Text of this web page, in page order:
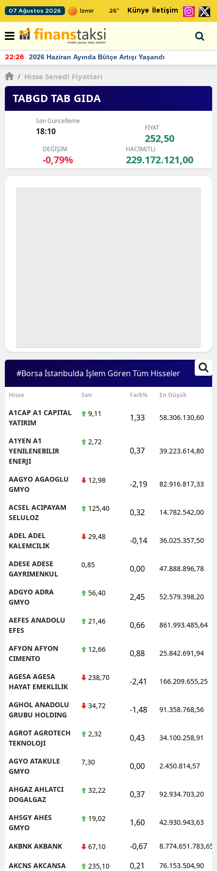
07 Ağustos 2026 26° Künye İletişim
22:24 TCMB'nin rezervlerinde artan momentum devam ediyor
/ Hisse Senedi Fiyatları
TABGD TAB GIDA
Son Güncelleme
18:10 FİYAT
252,50
DEĞİŞİM
-0,79%
HACİM(TL)
229.172.121,00
#Borsa İstanbulda İşlem Gören Tüm Hisseler
Hisse Son Fark% En Düşük
A1CAP A1 CAPITAL
YATIRIM
9,11 1,33 58.306.130,60
A1YEN A1
YENILENEBILIR
ENERJI
2,72
0,37 39.223.614,80
AAGYO AGAOGLU
GMYO
12,98 -2,19 82.916.817,33
ACSEL ACIPAYAM
SELULOZ
125,40 0,32 14.782.542,00
ADEL ADEL
KALEMCILIK
29,48 -0,14 36.025.357,50
ADESE ADESE
GAYRIMENKUL
0,85 0,00 47.888.896,78
ADGYO ADRA
GMYO
56,40 2,45 52.579.398,20
AEFES ANADOLU
EFES
21,46 0,66 861.993.485,64
AFYON AFYON
CIMENTO
12,66 0,88 25.842.691,94
AGESA AGESA
HAYAT EMEKLILIK
238,70 -2,41 166.209.655,25
AGHOL ANADOLU
GRUBU HOLDING
34,72 -1,48 91.358.768,56
AGROT AGROTECH
TEKNOLOJI
2,32 0,43 34.100.258,91
AGYO ATAKULE
GMYO
7,30 0,00 2.450.814,57
AHGAZ AHLATCI
DOGALGAZ
32,22 0,37 92.934.703,20
AHSGY AHES
GMYO
19,02 1,60 42.930.943,63
AKBNK AKBANK 67,10 -0,67 8.774.651.783,65
AKCNS AKCANSA 235,10 0,21 76.153.504,90